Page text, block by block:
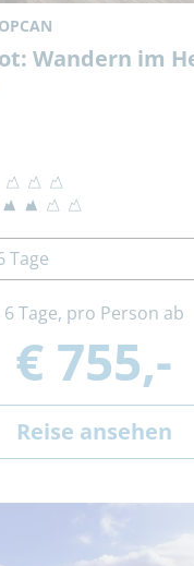
Wandern im
Tage
6 Tage, pro Person ab
€ 755,-
Reise ansehen